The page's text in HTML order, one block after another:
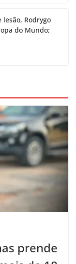
lesão, Rodrygo
do Mundo;
prende